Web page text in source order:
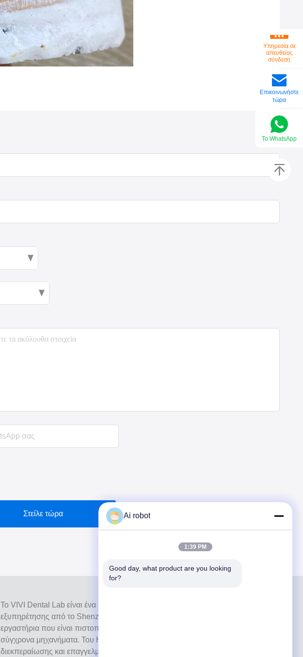
Στείλε τώρα
Το VIVI Dental Lab είναι ένα υψηλού επιπέδου εργαστήριο πλήρους
εξυπηρέτησης από το Shenzhen της Κίνας. Είναι από τα κορυφαία οδοντιατρικά
εργαστήρια που είναι πιστοποιημένα με CE, ISO και FDA και εξοπλισμένα με
σύγχρονα μηχανήματα. Του Η δέσμευση για υψηλή ποιότητα, γρήγορο χρόνο
διεκπεραίωσης και επαγγελματικές υπηρεσίες έχει κερδίσει πολλά θετικά σχόλια
Υπηρεσία σε
απευθείας
σύνδεση
Επικοινωνήστε
τώρα
Το WhatsApp
Ai robot
1:39 PM
Good day, what product are you looking
for?